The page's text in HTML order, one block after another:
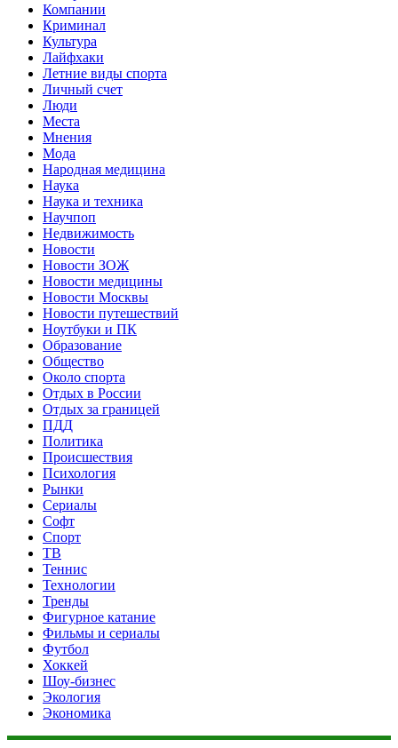
Компании
Криминал
Культура
Лайфхаки
Летние виды спорта
Личный счет
Люди
Места
Мнения
Мода
Народная медицина
Наука
Наука и техника
Научпоп
Недвижимость
Новости
Новости ЗОЖ
Новости медицины
Новости Москвы
Новости путешествий
Ноутбуки и ПК
Образование
Общество
Около спорта
Отдых в России
Отдых за границей
ПДД
Политика
Происшествия
Психология
Рынки
Сериалы
Софт
Спорт
ТВ
Теннис
Технологии
Тренды
Фигурное катание
Фильмы и сериалы
Футбол
Хоккей
Шоу-бизнес
Экология
Экономика